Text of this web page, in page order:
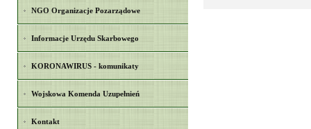
NGO Organizacje Pozarządowe
Informacje Urzędu Skarbowego
KORONAWIRUS - komunikaty
Wojskowa Komenda Uzupełnień
Kontakt